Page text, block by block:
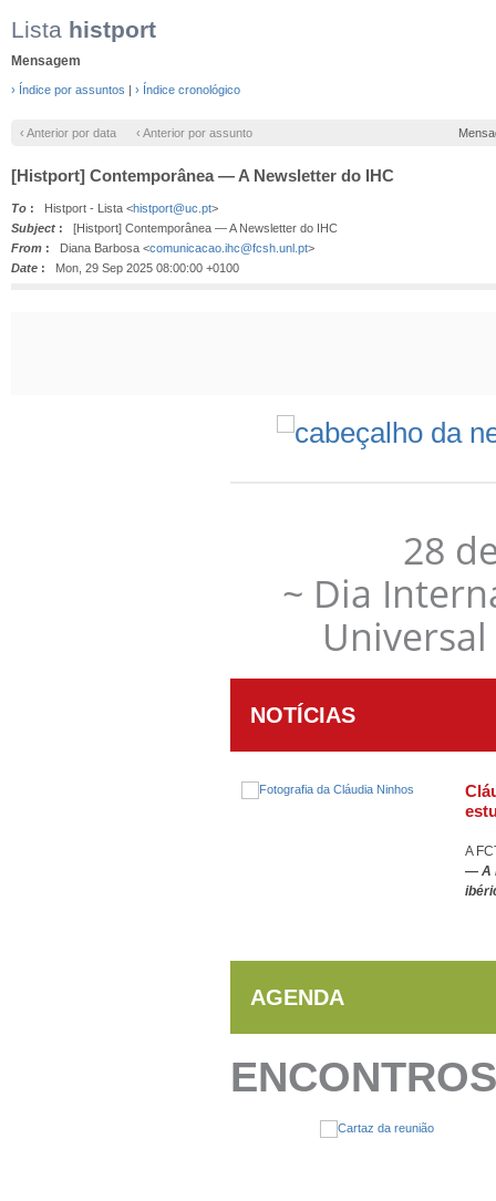
Lista histport
Mensagem
› Índice por assuntos | › Índice cronológico
‹ Anterior por data ‹ Anterior por assunto
[Histport] Contemporânea — A Newsletter do IHC
To : Histport - Lista <histport@uc.pt>
Subject : [Histport] Contemporânea — A Newsletter do IHC
From : Diana Barbosa <comunicacao.ihc@fcsh.unl.pt>
Date : Mon, 29 Sep 2025 08:00:00 +0100
28
~ Dia
NOTÍCIAS
A
— A
AGENDA